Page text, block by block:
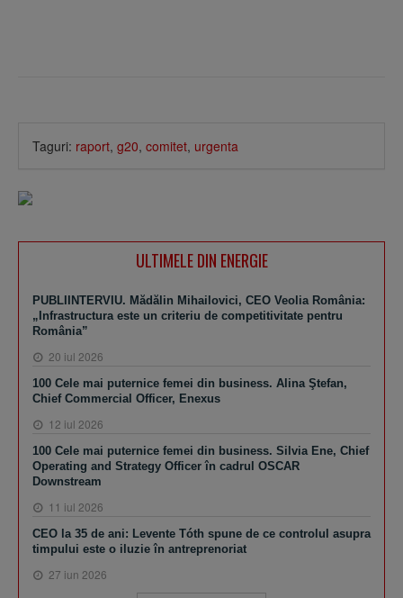
Taguri: raport, g20, comitet, urgenta
ULTIMELE DIN ENERGIE
PUBLIINTERVIU. Mădălin Mihailovici, CEO Veolia România:
„Infrastructura este un criteriu de competitivitate pentru
România”
20 iul 2026
100 Cele mai puternice femei din business. Alina Ştefan,
Chief Commercial Officer, Enexus
12 iul 2026
100 Cele mai puternice femei din business. Silvia Ene, Chief
Operating and Strategy Officer în cadrul OSCAR
Downstream
11 iul 2026
CEO la 35 de ani: Levente Tóth spune de ce controlul asupra
timpului este o iluzie în antreprenoriat
27 iun 2026